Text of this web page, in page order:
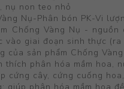
nụ non teo nhỏ
Nụ-Phân bón PK-Vi
Chống Vàng Nụ -
vào giai đoạn sinh thực
của sản phẩm Chống
thích phân hóa mầm hoa,
cứng cây, cứng cuống